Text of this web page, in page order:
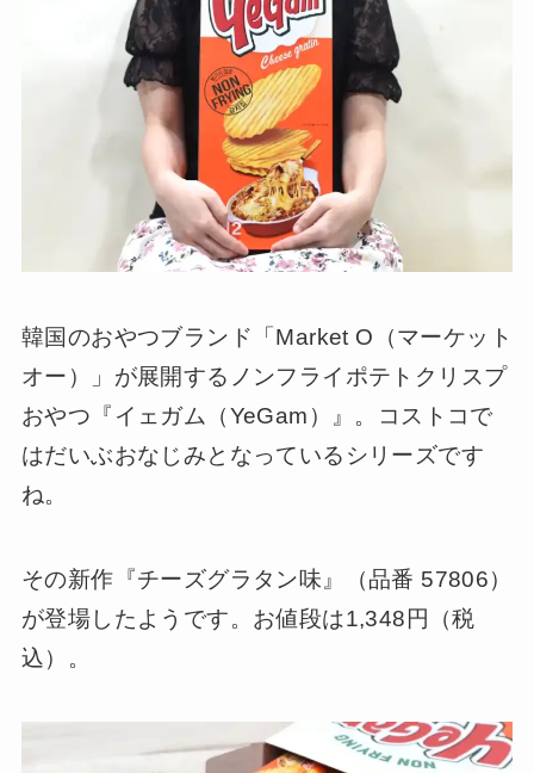
韓国のおやつブランド「Market O（マーケット
オー）」が展開するノンフライポテトクリスプ
おやつ『イェガム（YeGam）』。コストコで
はだいぶおなじみとなっているシリーズです
ね。
その新作『チーズグラタン味』（品番 57806）
が登場したようです。お値段は1,348円（税
込）。